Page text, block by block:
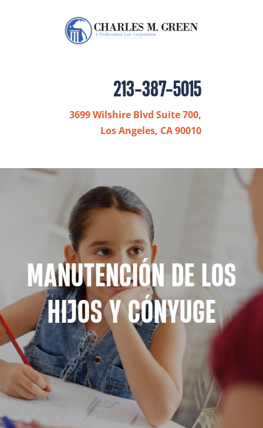
213-387-5015
3699 Wilshire Blvd Suite 700,
Los Angeles, CA 90010
MANUTENCIÓN DE LOS
HIJOS Y CÓNYUGE